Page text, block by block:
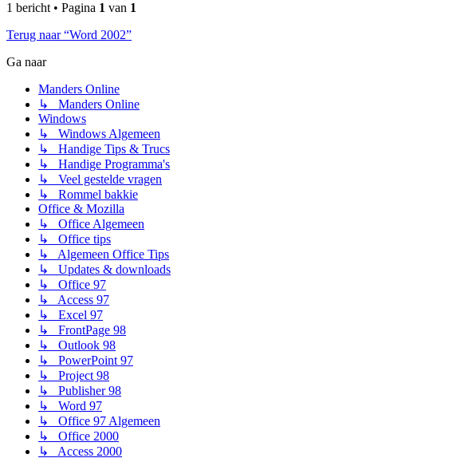
1 bericht • Pagina 1 van 1
Terug naar “Word 2002”
Ga naar
Manders Online
↳ Manders Online
Windows
↳ Windows Algemeen
↳ Handige Tips & Trucs
↳ Handige Programma's
↳ Veel gestelde vragen
↳ Rommel bakkie
Office & Mozilla
↳ Office Algemeen
↳ Office tips
↳ Algemeen Office Tips
↳ Updates & downloads
↳ Office 97
↳ Access 97
↳ Excel 97
↳ FrontPage 98
↳ Outlook 98
↳ PowerPoint 97
↳ Project 98
↳ Publisher 98
↳ Word 97
↳ Office 97 Algemeen
↳ Office 2000
↳ Access 2000